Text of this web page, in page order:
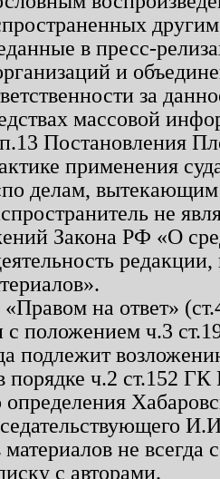
в пресс-
и
за
массовой
п.13 Постановления
применения
делам, вытекающим
не
Закона РФ «О
«Правом на ответ»
с положением ч.3
подлежит
порядке ч.2 ст.152
не
с авторами.